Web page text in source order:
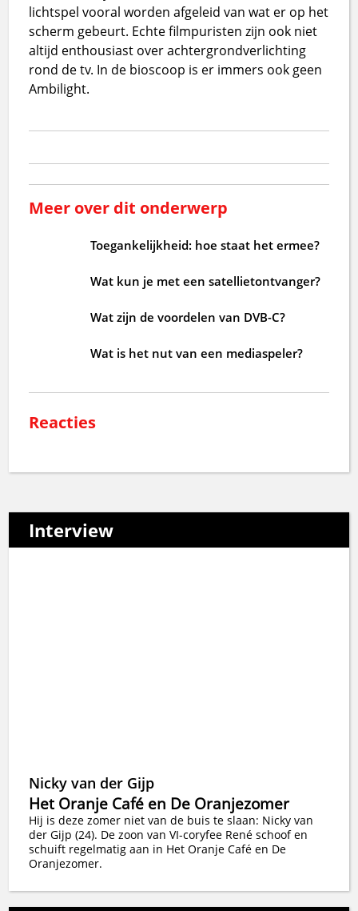
lichtspel vooral worden afgeleid van wat er op het
scherm gebeurt. Echte filmpuristen zijn ook niet
altijd enthousiast over achtergrondverlichting
rond de tv. In de bioscoop is er immers ook geen
Ambilight.
Meer over dit onderwerp
Toegankelijkheid: hoe staat het ermee?
Wat kun je met een satellietontvanger?
Wat zijn de voordelen van DVB-C?
Wat is het nut van een mediaspeler?
Reacties
Interview
Nicky van der Gijp
Het Oranje Café en De Oranjezomer
Hij is deze zomer niet van de buis te slaan: Nicky van
der Gijp (24). De zoon van VI-coryfee René schoof en
schuift regelmatig aan in Het Oranje Café en De
Oranjezomer.